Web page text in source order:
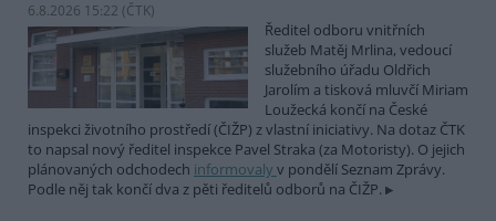
6.8.2026 15:22 (ČTK)
Ředitel odboru vnitřních
služeb Matěj Mrlina, vedoucí
služebního úřadu Oldřich
Jarolím a tisková mluvčí Miriam
Loužecká končí na České
inspekci životního prostředí (ČIŽP) z vlastní iniciativy. Na dotaz ČTK
to napsal nový ředitel inspekce Pavel Straka (za Motoristy). O jejich
plánovaných odchodech informovaly v pondělí Seznam Zprávy.
Podle něj tak končí dva z pěti ředitelů odborů na ČIŽP.